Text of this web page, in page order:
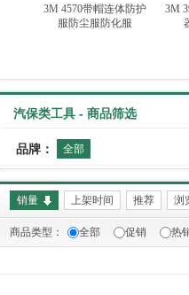
3M 4570带帽连体防护
服防尘服防化服
3M
汽保类工具 - 商品筛选
品牌： 全部
销量 上架时间 推荐 浏
商品类型： 全部 促销 热